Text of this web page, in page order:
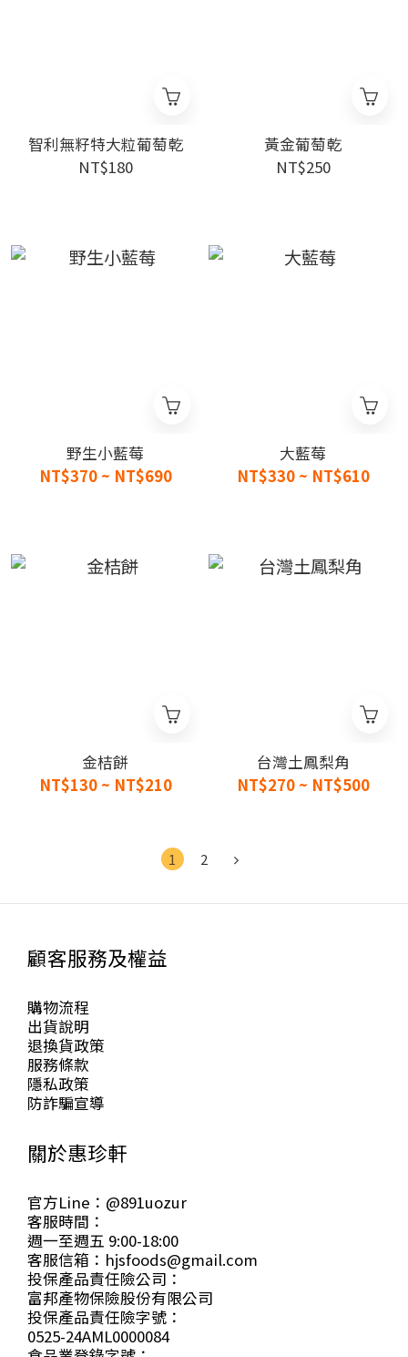
智利無籽特大粒葡萄乾
NT$180
黃金葡萄乾
NT$250
野生小藍莓
NT$370 ~ NT$690
大藍莓
NT$330 ~ NT$610
金桔餅
NT$130 ~ NT$210
台灣土鳳梨角
NT$270 ~ NT$500
1 2
顧客服務及權益
購物流程
出貨說明
退換貨政策
服務條款
隱私政策
防詐騙宣導
關於惠珍軒
官方Line：@891uozur
客服時間：
週一至週五 9:00-18:00
客服信箱：hjsfoods@gmail.com
投保產品責任險公司：
富邦產物保險股份有限公司
投保產品責任險字號：
0525-24AML0000084